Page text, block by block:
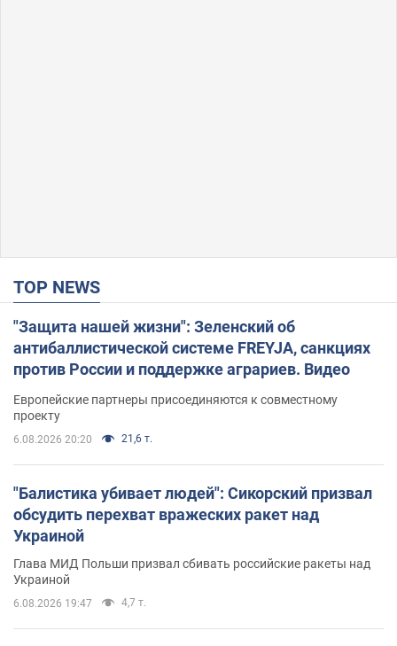
TOP NEWS
"Защита нашей жизни": Зеленский об
антибаллистической системе FREYJA, санкциях
против России и поддержке аграриев. Видео
Европейские партнеры присоединяются к совместному
проекту
6.08.2026 20:20 21,6 т.
"Балистика убивает людей": Сикорский призвал
обсудить перехват вражеских ракет над
Украиной
Глава МИД Польши призвал сбивать российские ракеты над
Украиной
6.08.2026 19:47 4,7 т.